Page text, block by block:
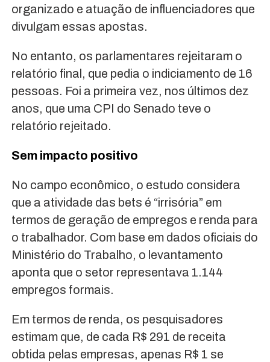
organizado e atuação de influenciadores que
divulgam essas apostas.
No entanto, os parlamentares rejeitaram o
relatório final, que pedia o indiciamento de 16
pessoas. Foi a primeira vez, nos últimos dez
anos, que uma CPI do Senado teve o
relatório rejeitado.
Sem impacto positivo
No campo econômico, o estudo considera
que a atividade das bets é “irrisória” em
termos de geração de empregos e renda para
o trabalhador. Com base em dados oficiais do
Ministério do Trabalho, o levantamento
aponta que o setor representava 1.144
empregos formais.
Em termos de renda, os pesquisadores
estimam que, de cada R$ 291 de receita
obtida pelas empresas, apenas R$ 1 se